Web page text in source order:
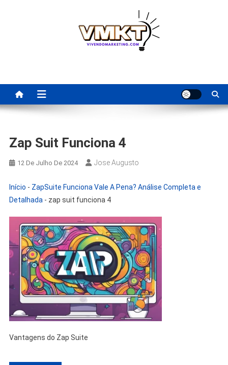
Para Revenda | Vivendo
Marketing
Zap Suit Funciona 4
12 De Julho De 2024 Jose Augusto
Início - ZapSuite Funciona Vale A Pena? Análise Completa e
Detalhada - zap suit funciona 4
Vantagens do Zap Suite